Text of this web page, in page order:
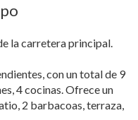
la carretera principal.
con un total de 9
4 cocinas. Ofrece un
2 barbacoas, terraza,